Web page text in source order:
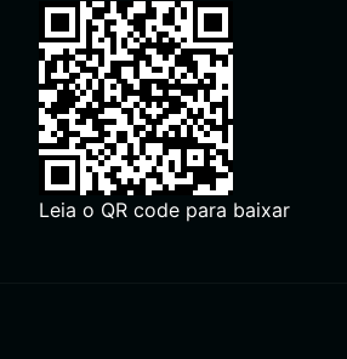
Leia o QR code para baixar